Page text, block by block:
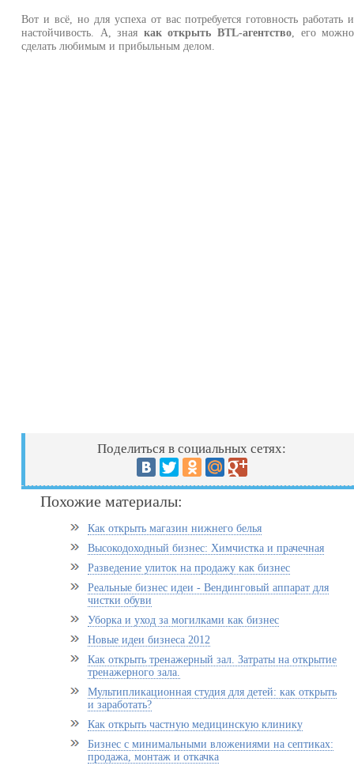
Вот и всё, но для успеха от вас потребуется готовность работать и
настойчивость. А, зная как открыть BTL-агентство, его можно
сделать любимым и прибыльным делом.
Поделиться в социальных сетях:
Похожие материалы:
Как открыть магазин нижнего белья
Высокодоходный бизнес: Химчистка и прачечная
Разведение улиток на продажу как бизнес
Реальные бизнес идеи - Вендинговый аппарат для
чистки обуви
Уборка и уход за могилками как бизнес
Новые идеи бизнеса 2012
Как открыть тренажерный зал. Затраты на открытие
тренажерного зала.
Мультипликационная студия для детей: как открыть
и заработать?
Как открыть частную медицинскую клинику
Бизнес с минимальными вложениями на септиках:
продажа, монтаж и откачка